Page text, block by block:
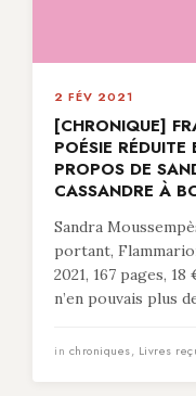
2 FÉV 2021
[CHRONIQUE]
POÉSIE
PROPOS DE
CASSANDRE À
Sandra
portant,
2021, 167 pages,
n’en pouvais plus
in chroniques, Livres